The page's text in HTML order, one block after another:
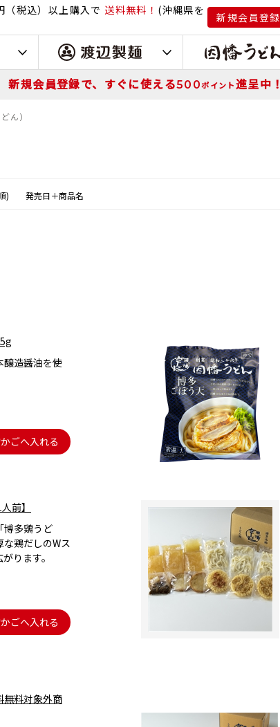
（税込） 以上購入で 送料無料！ (沖縄県を
新規会員登録
新規会員登録で、すぐに使える500ポイント進呈中！
ん）
) 発売日＋商品名
醸造醤油を使
ごへ入れる
前】
博多鶏うど
鶏だしのWス
ります。
ごへ入れる
無料対象外商